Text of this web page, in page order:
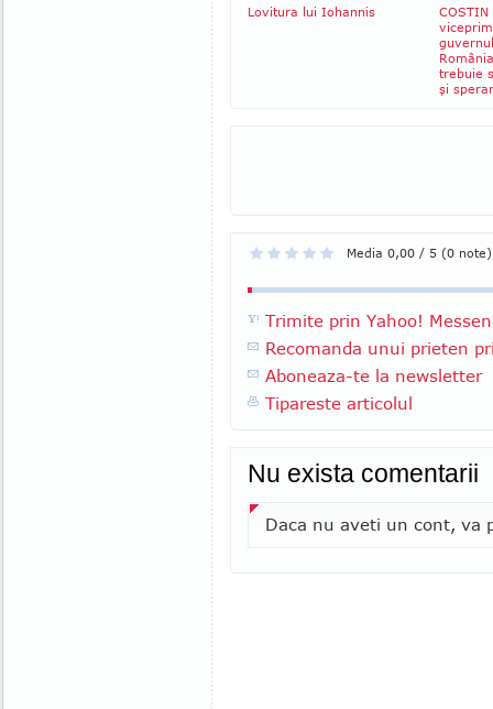
Lovitura lui Iohannis
COSTIN
trebuie
şi
Media 0,00 / 5 (0 note)
Trimite prin Yahoo!
Recomanda unui prieten
Aboneaza-te la newsletter
Tipareste articolul
Nu exista comentarii
Daca nu aveti un cont, va